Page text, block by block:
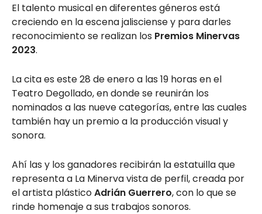
El talento musical en diferentes géneros está
creciendo en la escena jalisciense y para darles
reconocimiento se realizan los Premios Minervas
2023.
La cita es este 28 de enero a las 19 horas en el
Teatro Degollado, en donde se reunirán los
nominados a las nueve categorías, entre las cuales
también hay un premio a la producción visual y
sonora.
Ahí las y los ganadores recibirán la estatuilla que
representa a La Minerva vista de perfil, creada por
el artista plásticoAdrián Guerrero, con lo que se
rinde homenaje a sus trabajos sonoros.